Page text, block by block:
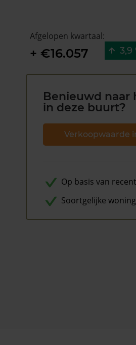
Afgelopen kwartaal:
+ €16.057 3,9
Benieuwd naar
in deze buurt?
Verkoopwaarde
Op basis van
Soortgelijke